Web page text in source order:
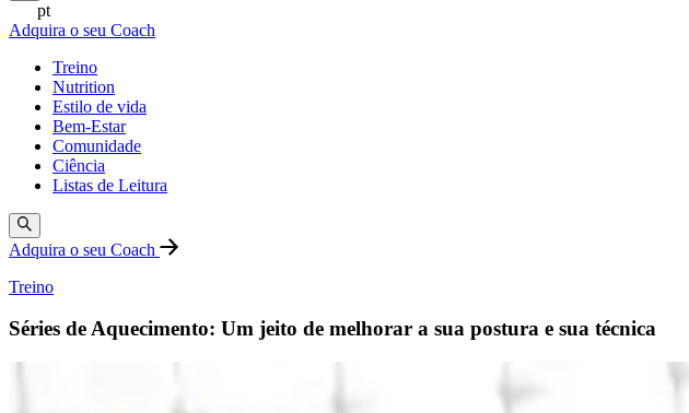
pt
Adquira o seu Coach
Treino
Nutrition
Estilo de vida
Bem-Estar
Comunidade
Ciência
Listas de Leitura
Adquira o seu Coach
Treino
Séries de Aquecimento: Um jeito de melhorar a sua postura e sua técnica